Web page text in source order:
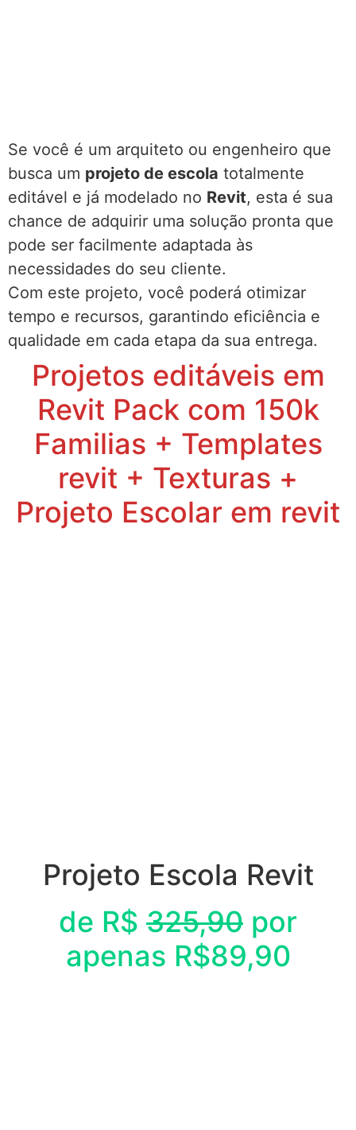
Se você é um arquiteto ou engenheiro que
busca um projeto de escola totalmente
editável e já modelado no Revit, esta é sua
chance de adquirir uma solução pronta que
pode ser facilmente adaptada às
necessidades do seu cliente.
Com este projeto, você poderá otimizar
tempo e recursos, garantindo eficiência e
qualidade em cada etapa da sua entrega.
Projetos editáveis em
Revit Pack com 150k
Familias + Templates
revit + Texturas +
Projeto Escolar em revit
Projeto Escola Revit
de R$ 325,90 por
apenas R$89,90